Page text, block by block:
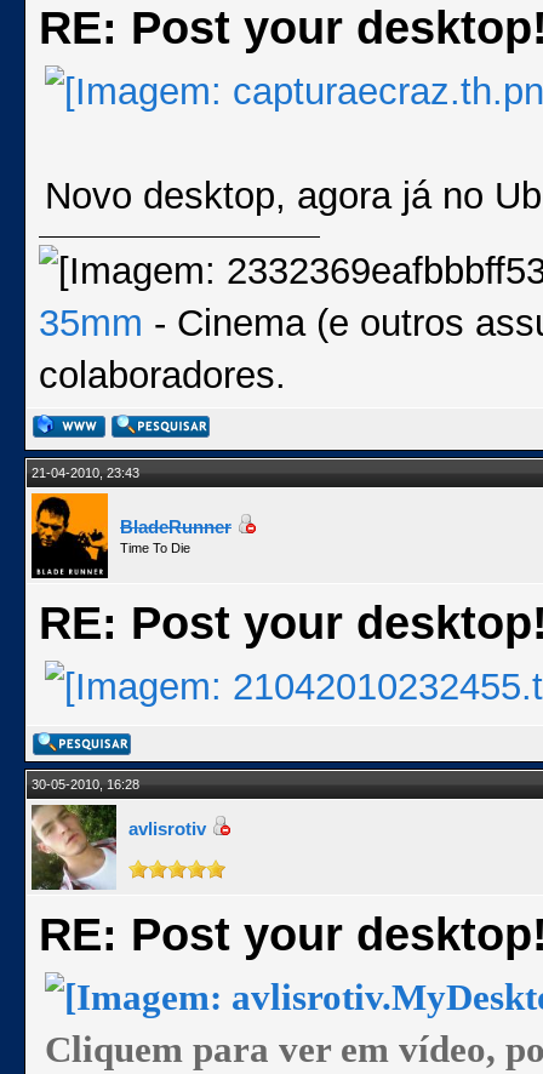
RE: Post your
Novo desktop, agora já no
35mm - Cinema (e outros
colaboradores.
21-04-2010, 23:43
BladeRunner
Time To Die
RE: Post your
30-05-2010, 16:28
avlisrotiv
RE: Post your
Cliquem para ver em vídeo,